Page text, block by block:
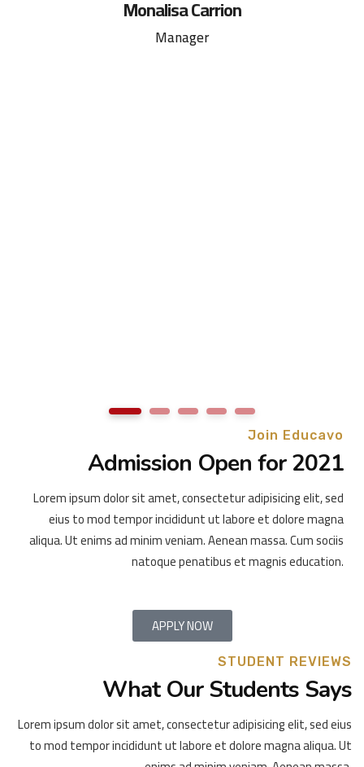
Monalisa Carrion
Manager
1 2 3 4 5
Join Educavo
Admission Open for 2021
Lorem ipsum dolor sit amet, consectetur adipisicing elit, sed
eius to mod tempor incididunt ut labore et dolore magna
aliqua. Ut enims ad minim veniam. Aenean massa. Cum sociis
natoque penatibus et magnis education.
APPLY NOW
STUDENT REVIEWS
What Our Students Says
Lorem ipsum dolor sit amet, consectetur adipisicing elit, sed eius
to mod tempor incididunt ut labore et dolore magna aliqua. Ut